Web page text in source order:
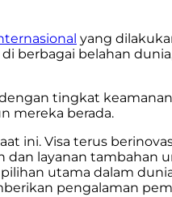
yang
berbagai belahan
tingkat
mereka berada.
ini. Visa terus
dan layanan tambahan
utama dalam
pengalaman